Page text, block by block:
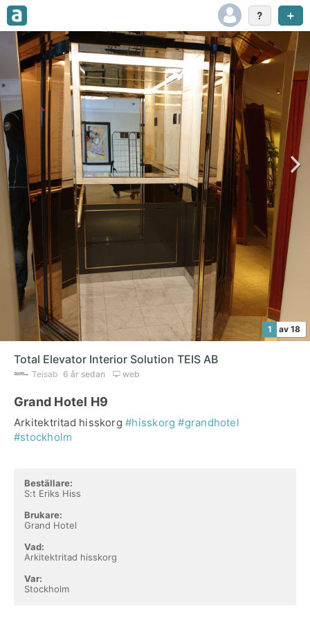
1 av 18
Total Elevator Interior Solution TEIS AB
Teisab 6 år sedan web
Grand Hotel H9
Arkitektritad hisskorg#hisskorg #grandhotel
#stockholm
Beställare:
S:t Eriks Hiss
Brukare:
Grand Hotel
Vad:
Arkitektritad hisskorg
Var:
Stockholm